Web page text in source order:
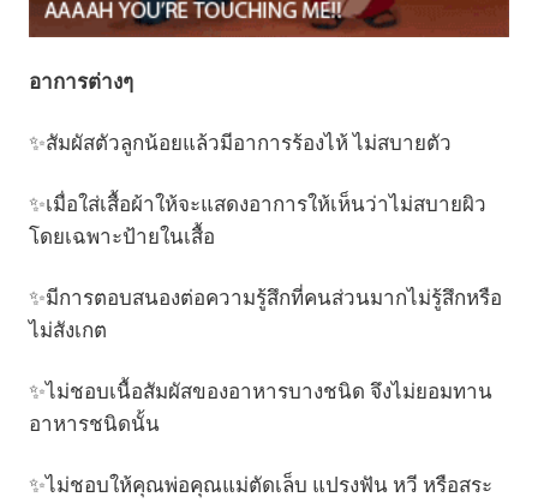
อาการต่างๆ
✨สัมผัสตัวลูกน้อยแล้วมีอาการร้องไห้ ไม่สบายตัว
✨เมื่อใส่เสื้อผ้าให้จะแสดงอาการให้เห็นว่าไม่สบายผิว
โดยเฉพาะป้ายในเสื้อ
✨มีการตอบสนองต่อความรู้สึกที่คนส่วนมากไม่รู้สึกหรือ
ไม่สังเกต
✨ไม่ชอบเนื้อสัมผัสของอาหารบางชนิด จึงไม่ยอมทาน
อาหารชนิดนั้น
✨ไม่ชอบให้คุณพ่อคุณแม่ตัดเล็บ แปรงฟัน หวี หรือสระ